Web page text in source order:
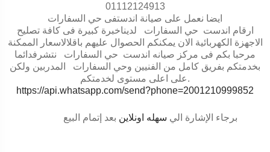
01112124913
ايضا نعمل على صيانة اندستفى حي السفارات
ارقام اندست حي السفارات لديناخبرة كبيرة فى كافة تصليح
الاجهزة الكهربائية الان يمكنكم الحصوال عليهم باقلالاسعار الممكنة
مرحبا بكم فى مركز صيانه اندست حي السفارات نتشرفدائما
بخدمتكم بفريق كامل من الفنيين وحي السفارات المدربين ولكن
على اعلى مستوى لخدمتكم.
https://api.whatsapp.com/send?phone=2001210999852
برجاء الإشارة الي سهله اونلاين بعد إتمام البيع